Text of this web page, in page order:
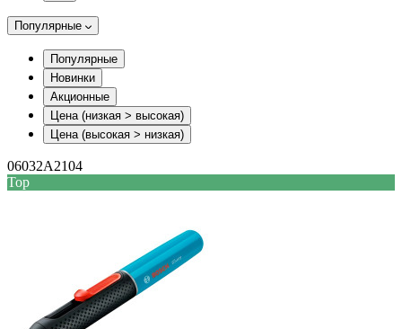
Популярные
Популярные
Новинки
Акционные
Цена (низкая > высокая)
Цена (высокая > низкая)
06032A2104
Top